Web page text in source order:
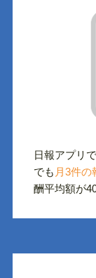
日報アプリ
でも 月3件の
酬平均額が